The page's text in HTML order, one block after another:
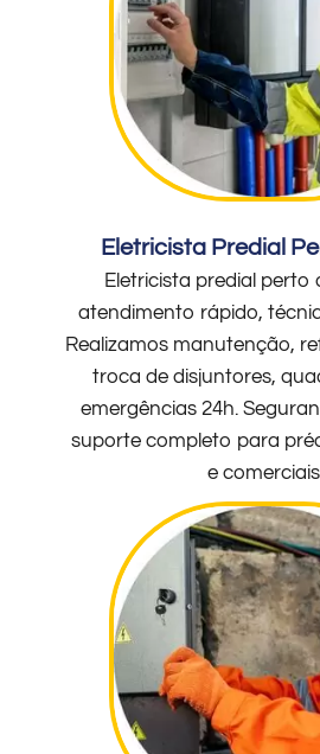
Eletricista Predial
Eletricista predial perto
atendimento rápido,
Realizamos manutenção,
troca de disjuntores,
emergências 24h.
suporte completo para
e